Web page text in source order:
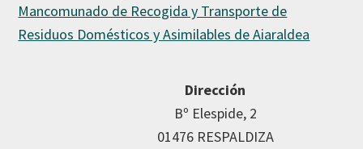
Mancomunado de Recogida y Transporte de
Residuos Domésticos y Asimilables de Aiaraldea
Dirección
Bº Elespide, 2
01476 RESPALDIZA